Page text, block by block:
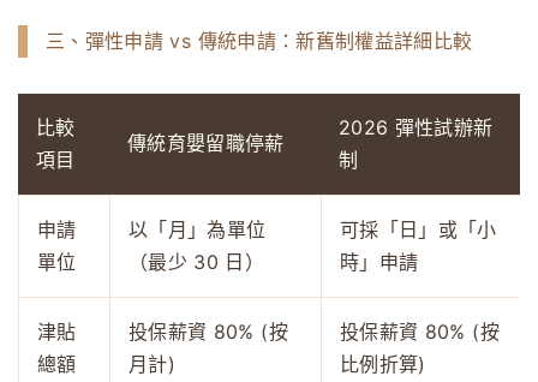
三、彈性申請 vs 傳統申請：新舊制權益詳細比較
比較
項目
傳統育嬰留職停薪
2026 彈性試辦新
制
申請
單位
以「月」為單位
（最少 30 日）
可採「日」或「小
時」申請
津貼
總額
投保薪資 80% (按
月計)
投保薪資 80% (按
比例折算)